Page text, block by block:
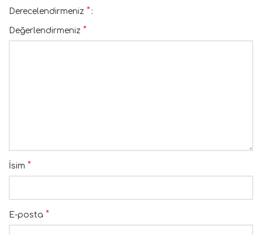
Derecelendirmeniz *
Değerlendirmeniz *
İsim *
E-posta *